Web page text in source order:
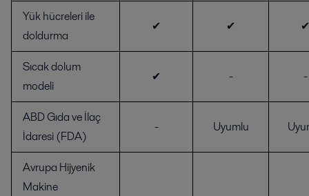
Yük hücreleri ile
doldurma
✔ ✔ ✔
Sıcak dolum
modeli
✔ - -
ABD Gıda ve İlaç
İdaresi (FDA)
- Uyumlu
Avrupa Hijyenik
Makine